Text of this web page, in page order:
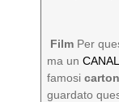
️ Film Per
ma un
famosi
guardato